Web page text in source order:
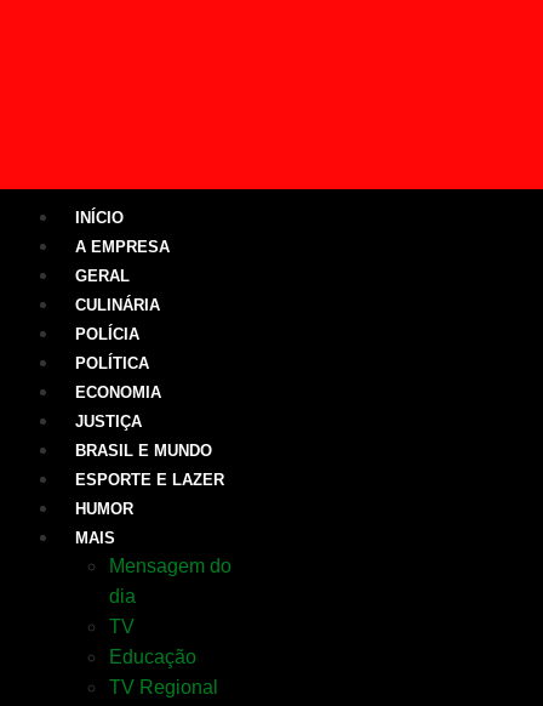
INÍCIO
A EMPRESA
GERAL
CULINÁRIA
POLÍCIA
POLÍTICA
ECONOMIA
JUSTIÇA
BRASIL E MUNDO
ESPORTE E LAZER
HUMOR
MAIS
Mensagem do
dia
TV
Educação
TV Regional